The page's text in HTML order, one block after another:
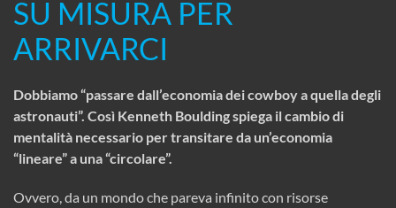
SU MISURA PER
ARRIVARCI
Dobbiamo “passare dall’economia dei cowboy a quella degli
astronauti”. Così Kenneth Boulding spiega il cambio di
mentalità necessario per transitare da un’economia
“lineare” a una “circolare”.
Ovvero, da un mondo che pareva infinito con risorse